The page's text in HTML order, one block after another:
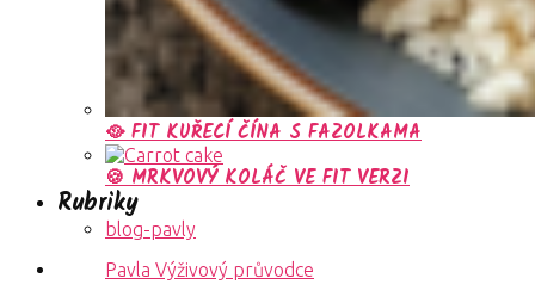
🥘 FIT KUŘECÍ ČÍNA S FAZOLKAMA
🍪 MRKVOVÝ KOLÁČ VE FIT VERZI
Rubriky
blog-pavly
Pavla Výživový průvodce